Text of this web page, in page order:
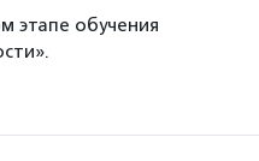
этапе обучения